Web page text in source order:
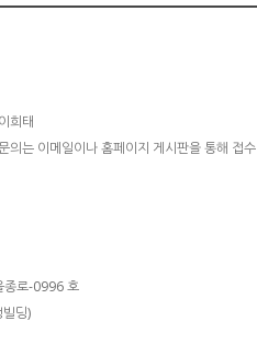
희태
의는 이메일이나 홈페이지 게시판을 통해 접수
종로-0996 호
딩)